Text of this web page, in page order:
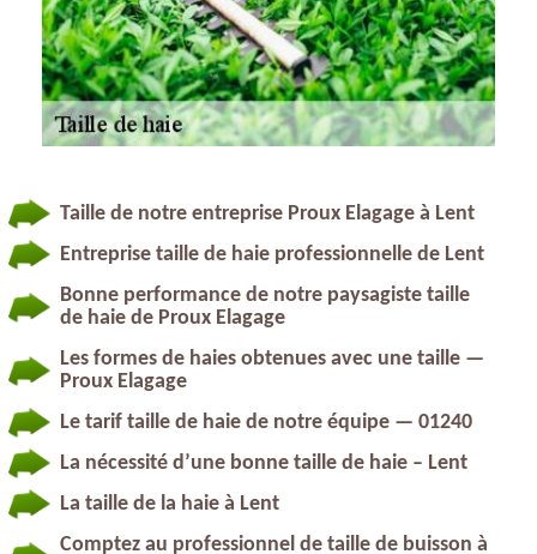
Taille de notre entreprise Proux Elagage à Lent
Entreprise taille de haie professionnelle de Lent
Bonne performance de notre paysagiste taille
de haie de Proux Elagage
Les formes de haies obtenues avec une taille —
Proux Elagage
Le tarif taille de haie de notre équipe — 01240
La nécessité d’une bonne taille de haie – Lent
La taille de la haie à Lent
Comptez au professionnel de taille de buisson à